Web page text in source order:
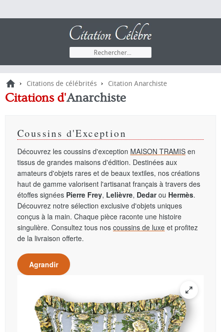
› Citations de célébrités › Citation Anarchiste
Citations d'Anarchiste
Coussins d'Exception
Découvrez les coussins d'exception MAISON TRAMIS en
tissus de grandes maisons d'édition. Destinées aux
amateurs d'objets rares et de beaux textiles, nos créations
haut de gamme valorisent l'artisanat français à travers des
étoffes signées Pierre Frey, Lelièvre, Dedarou Hermès.
Découvrez notre sélection exclusive d'objets uniques
conçus à la main. Chaque pièce raconte une histoire
singulière. Consultez tous nos coussins de luxe et profitez
de la livraison offerte.
Agrandir